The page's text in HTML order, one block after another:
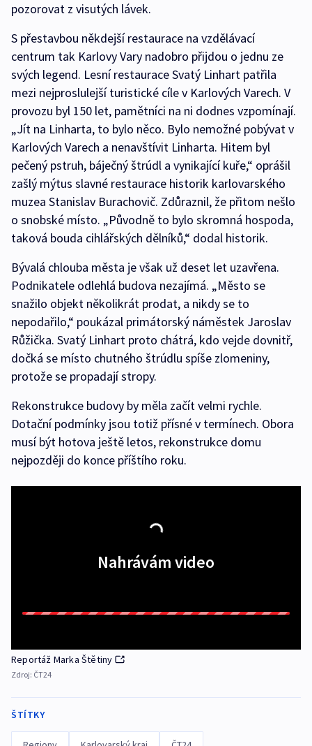
pozorovat z visutých lávek.
S přestavbou někdejší restaurace na vzdělávací
centrum tak Karlovy Vary nadobro přijdou o jednu ze
svých legend. Lesní restaurace Svatý Linhart patřila
mezi nejproslulejší turistické cíle v Karlových Varech. V
provozu byl 150 let, pamětníci na ni dodnes vzpomínají.
„Jít na Linharta, to bylo něco. Bylo nemožné pobývat v
Karlových Varech a nenavštívit Linharta. Hitem byl
pečený pstruh, báječný štrúdl a vynikající kuře,“ oprášil
zašlý mýtus slavné restaurace historik karlovarského
muzea Stanislav Burachovič. Zdůraznil, že přitom nešlo
o snobské místo. „Původně to bylo skromná hospoda,
taková bouda cihlářských dělníků,“ dodal historik.
Bývalá chlouba města je však už deset let uzavřena.
Podnikatele odlehlá budova nezajímá. „Město se
snažilo objekt několikrát prodat, a nikdy se to
nepodařilo,“ poukázal primátorský náměstek Jaroslav
Růžička. Svatý Linhart proto chátrá, kdo vejde dovnitř,
dočká se místo chutného štrúdlu spíše zlomeniny,
protože se propadají stropy.
Rekonstrukce budovy by měla začít velmi rychle.
Dotační podmínky jsou totiž přísné v termínech. Obora
musí být hotova ještě letos, rekonstrukce domu
nejpozději do konce příštího roku.
Nahrávám video
Reportáž Marka Štětiny
Zdroj: ČT24
ŠTÍTKY